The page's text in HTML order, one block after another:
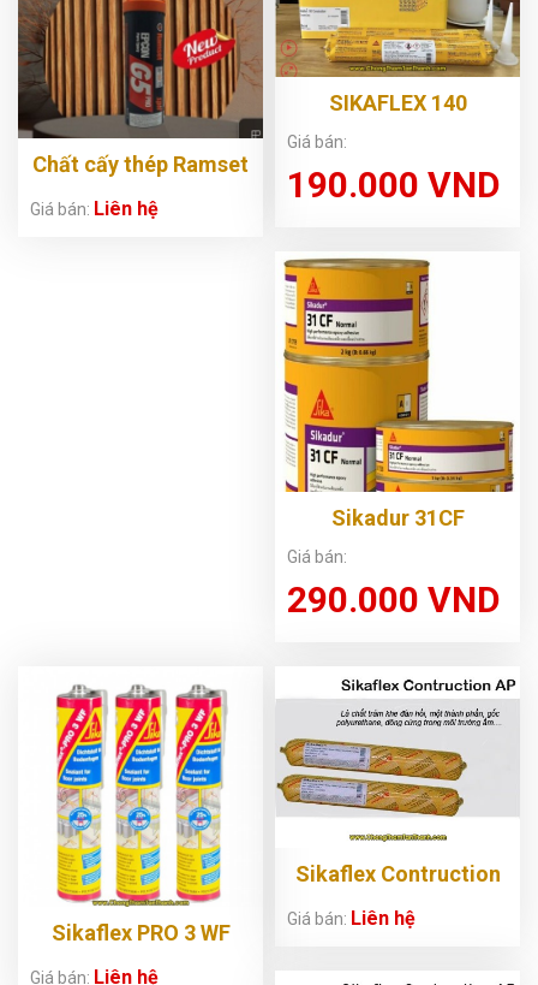
Chất cấy thép Ramset
Giá bán: Liên hệ
SIKAFLEX 140
CONSTRUCTION
Giá bán:
190.000 VND
Sikadur 31CF
Giá bán:
290.000 VND
Sikaflex PRO 3 WF
Giá bán: Liên hệ
Sikaflex Contruction
Giá bán: Liên hệ